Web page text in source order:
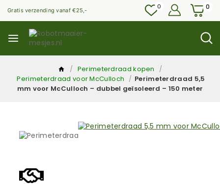
Gratis verzending vanaf €25,- 0 0
/ Perimeterdraad kopen
/
Perimeterdraad voor McCulloch / Perimeterdraad 5,5
mm voor McCulloch – dubbel geïsoleerd – 150 meter